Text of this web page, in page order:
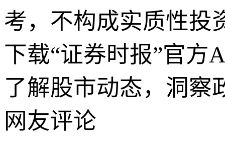
考，不构成实质性投
下载“证券时报”官方
了解股市动态，洞察
网友评论